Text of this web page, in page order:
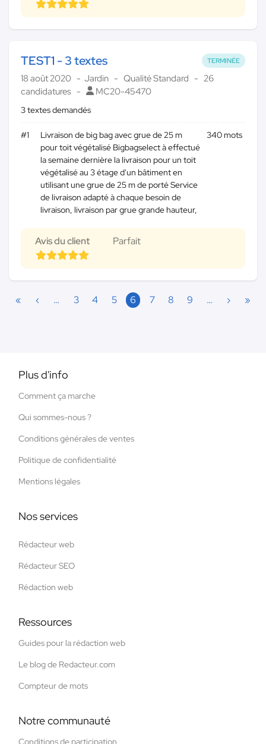
TERMINÉE
TEST1 - 3 textes
18 août 2020 Jardin Qualité Standard
26
candidatures
MC20-45470
3 textes demandés
#1
Livraison de big bag avec grue de 25 m
pour toit végétalisé Bigbagselect à effectué
la semaine dernière la livraison pour un toit
végétalisé au 3 étage d'un bâtiment en
utilisant une grue de 25 m de porté Service
de livraison adapté à chaque besoin de
livraison, livraison par grue grande hauteur,
340 mots
Avis du client Parfait
« ‹ … 3 4 5 6 7 8 9 … › »
Plus d'info
Comment ça marche
Qui sommes-nous ?
Conditions générales de ventes
Politique de confidentialité
Mentions légales
Nos services
Rédacteur web
Rédacteur SEO
Rédaction web
Ressources
Guides pour la rédaction web
Le blog de Redacteur.com
Compteur de mots
Notre communauté
Conditions de participation